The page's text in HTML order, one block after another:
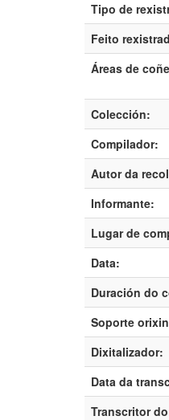
Tipo de
Feito
Áreas de
Colección:
Compilador:
Autor da
Informante:
Lugar de
Data:
Duración do
Soporte
Dixitalizador:
Data da
Transcritor